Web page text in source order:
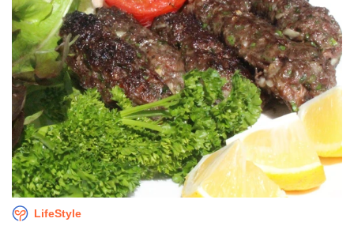
LifeStyle